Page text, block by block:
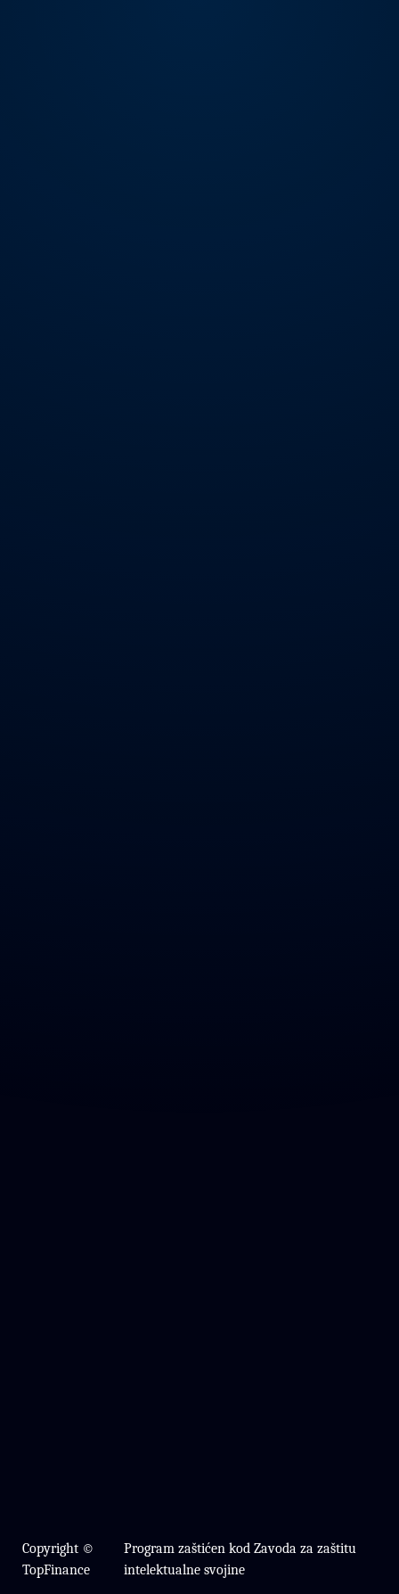
Copyright ©
TopFinance
Program zaštićen kod Zavoda za zaštitu
intelektualne svojine